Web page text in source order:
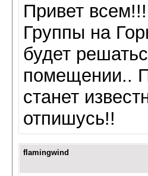
Привет
Группы на
будет
помещении..
станет
отпишусь!!
flamingwind